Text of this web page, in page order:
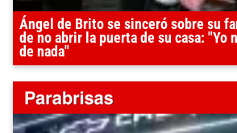
Ángel de Brito se sinceró sobre su
de no abrir la puerta de su casa: "Yo
de nada"